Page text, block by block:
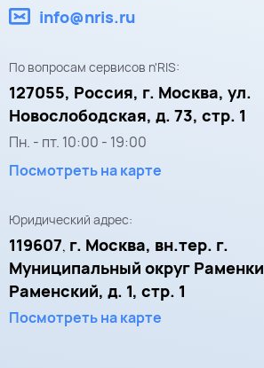
info@nris.ru
По вопросам сервисов n'RIS:
127055, Россия, г. Москва, ул.
Новослободская, д. 73, стр. 1
Пн. - пт. 10:00 - 19:00
Посмотреть на карте
Юридический адрес:
119607, г. Москва, вн.тер. г.
Муниципальный округ Раменки
Раменский, д. 1, стр. 1
Посмотреть на карте